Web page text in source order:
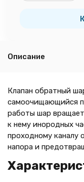
Описание
Клапан обратный
самоочищающийся
работы шар
к нему инородных
проходному каналу
напора и